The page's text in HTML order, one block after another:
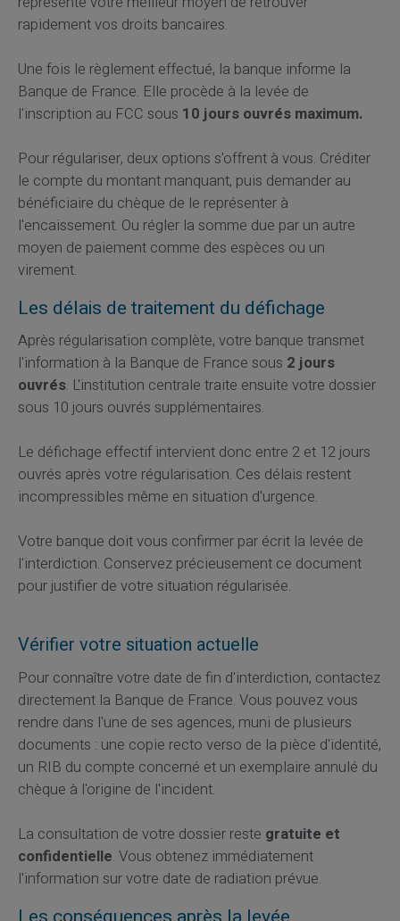
rapidement vos droits bancaires.
Une fois le règlement effectué, la banque informe la
Banque de France. Elle procède à la levée de
l'inscription au FCC sous 10 jours ouvrés maximum.
Pour régulariser, deux options s'offrent à vous. Créditer
le compte du montant manquant, puis demander au
bénéficiaire du chèque de le représenter à
l'encaissement. Ou régler la somme due par un autre
moyen de paiement comme des espèces ou un
virement.
Les délais de traitement du défichage
Après régularisation complète, votre banque transmet
l'information à la Banque de France sous 2 jours
ouvrés. L'institution centrale traite ensuite votre dossier
sous 10 jours ouvrés supplémentaires.
Le défichage effectif intervient donc entre 2 et 12 jours
ouvrés après votre régularisation. Ces délais restent
incompressibles même en situation d'urgence.
Votre banque doit vous confirmer par écrit la levée de
l'interdiction. Conservez précieusement ce document
pour justifier de votre situation régularisée.
Vérifier votre situation actuelle
Pour connaître votre date de fin d'interdiction, contactez
directement la Banque de France. Vous pouvez vous
rendre dans l'une de ses agences, muni de plusieurs
documents : une copie recto verso de la pièce d'identité,
un RIB du compte concerné et un exemplaire annulé du
chèque à l'origine de l'incident.
La consultation de votre dossier reste gratuite et
confidentielle. Vous obtenez immédiatement
l'information sur votre date de radiation prévue.